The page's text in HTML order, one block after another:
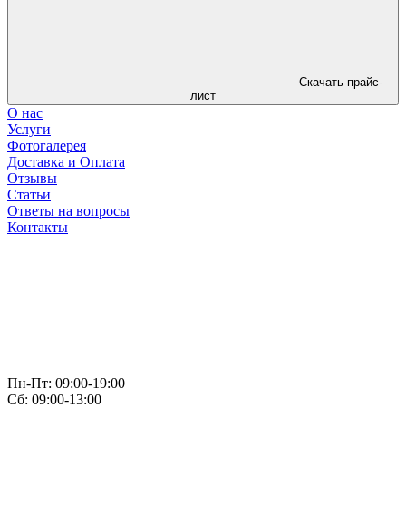
Скачать прайс-
лист
О нас
Услуги
Фотогалерея
Доставка и Оплата
Отзывы
Статьи
Ответы на вопросы
Контакты
Пн-Пт: 09:00-19:00
Сб: 09:00-13:00